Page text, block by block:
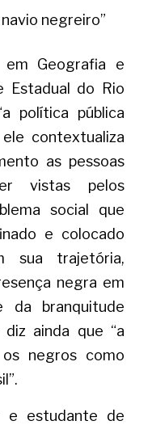
negreiro”
Geografia e
Estadual do Rio
política pública
contextualiza
as pessoas
vistas pelos
social que
e colocado
sua trajetória,
negra em
da branquitude
ainda que “a
negros como
e estudante de